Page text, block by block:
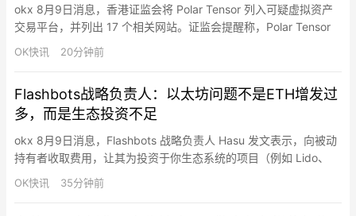
okx 8月9日消息，香港证监会将 Polar Tensor 列入可疑虚拟资产
交易平台，并列出 17 个相关网站。证监会提醒称，Polar Tensor
及其网站并未获证监会发牌在香港进行受规管活动。
OK快讯 20分钟前
Flashbots战略负责人：以太坊问题不是ETH增发过
多，而是生态投资不足
okx 8月9日消息，Flashbots 战略负责人 Hasu 发文表示，向被动
持有者收取费用，让其为投资于你生态系统的项目（例如 Lido、
Aave 和 DAT，这些项目共同资助以太坊客户端团队、多个 EF 衍
生项目、DeFi 整体建设等等）付费，实际上非常好。以太坊的问题
OK快讯 35分钟前